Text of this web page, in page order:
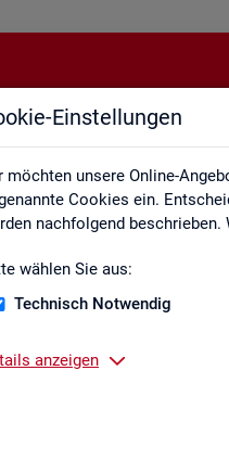
Einstellungen
möchten unsere Online-
Cookies ein.
nachfolgend
wählen Sie aus:
Technisch Notwendig
anzeigen Monatsbericht